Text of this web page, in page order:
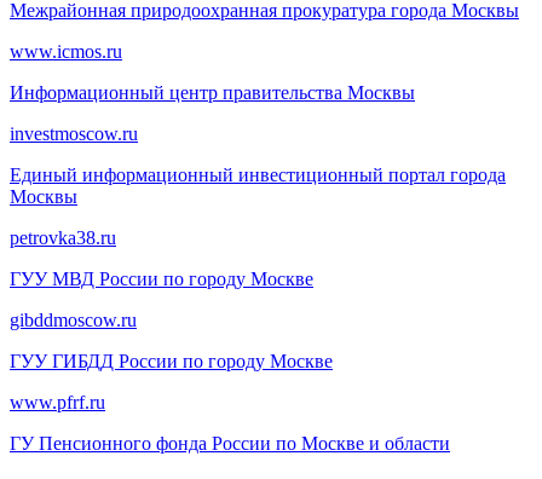
Межрайонная природоохранная прокуратура города Москвы
www.icmos.ru
Информационный центр правительства Москвы
investmoscow.ru
Единый информационный инвестиционный портал города
Москвы
petrovka38.ru
ГУУ МВД России по городу Москве
gibddmoscow.ru
ГУУ ГИБДД России по городу Москве
www.pfrf.ru
ГУ Пенсионного фонда России по Москве и области